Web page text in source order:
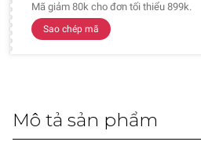
Mã giảm 80k cho đơn tối thiểu 899k.
Sao chép mã
Mô tả sản phẩm